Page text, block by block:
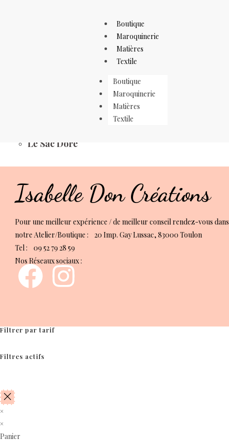
Boutique
Maroquinerie
Matières
Textile
Boutique
Maroquinerie
Matières
Textile
Vue
Vue
Le Sac Doré
Isabelle Don Créations
Pour une meilleur expérience / de meilleur conseil rendez-vous dans
notre Atelier/Boutique : 20 Imp. Gay Lussac, 83000 Toulon
Tel : 09 52 79 28 59
Nos Réseaux sociaux :
Filtrer par tarif
Filtres actifs
×
×
Panier